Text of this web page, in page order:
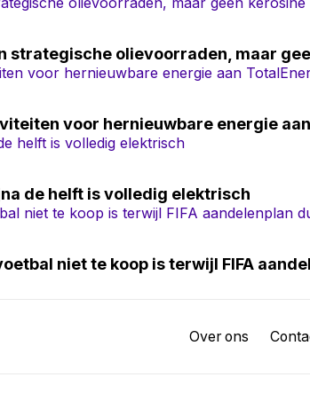
strategische olievoorraden, maar
voor hernieuwbare energie
de helft is volledig elektrisch
niet te koop is terwijl FIFA
Over ons